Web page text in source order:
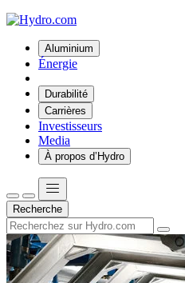
Aluminium
Énergie
Durabilité
Carrières
Investisseurs
Media
À propos d’Hydro
Recherche